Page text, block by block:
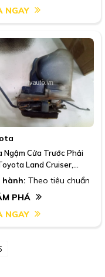
NGAY
Ngậm Cửa Trước Phải
Land Cruiser,
2007
hành: Theo tiêu chuẩn
PHÁ
NGAY